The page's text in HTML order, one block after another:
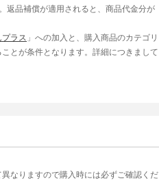
返品補償が適用されると、商品代金分が
ラス 」への加入と、購入商品のカテゴリ
とが条件となります。詳細につきまして
なりますので購入時には必ずご確認くだ